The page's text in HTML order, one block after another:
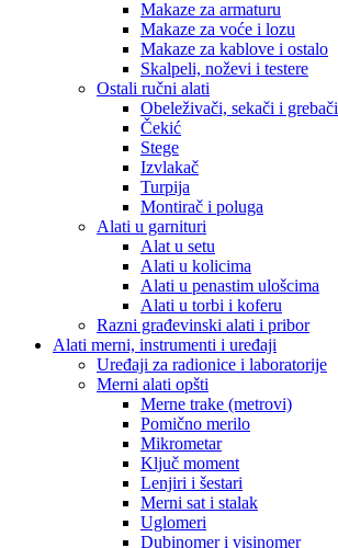
Makaze za armaturu
Makaze za voće i lozu
Makaze za kablove i ostalo
Skalpeli, noževi i testere
Ostali ručni alati
Obeleživači, sekači i grebači
Čekić
Stege
Izvlakač
Turpija
Montirač i poluga
Alati u garnituri
Alat u setu
Alati u kolicima
Alati u penastim ulošcima
Alati u torbi i koferu
Razni građevinski alati i pribor
Alati merni, instrumenti i uređaji
Uređaji za radionice i laboratorije
Merni alati opšti
Merne trake (metrovi)
Pomično merilo
Mikrometar
Ključ moment
Lenjiri i šestari
Merni sat i stalak
Uglomeri
Dubinomer i visinomer